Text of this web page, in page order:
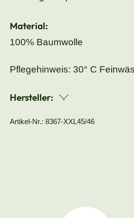
Material:
100% Baumwolle
Pflegehinweis: 30° C
Hersteller:
Artikel-Nr.: 8367-XXL45/46